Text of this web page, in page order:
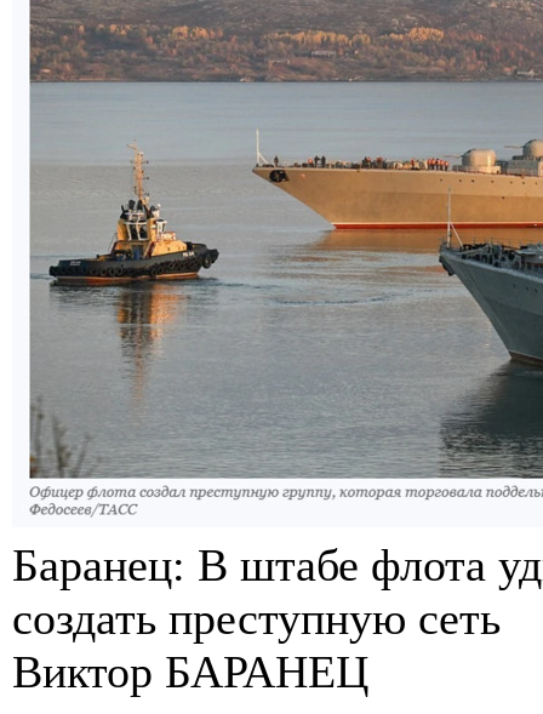
Баранец: В штабе флота
создать преступную сеть
Виктор БАРАНЕЦ